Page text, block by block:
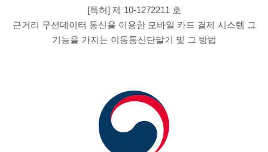
[특허] 제 10-1272211 호
근거리 무선데이터 통신을 이용한 모바일 카드 결제 시스템 그
기능을 가지는 이동통신단말기 및 그 방법